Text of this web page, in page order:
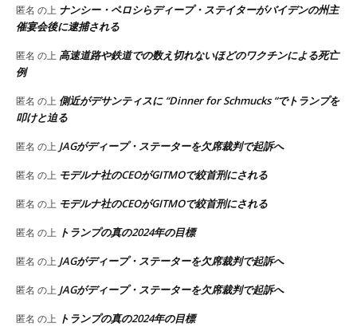
匿名 の上 ナンシー・ペロシらディープ・ステイターがバイデンの州主
催宴会後に逮捕される
匿名 の上 高速道路や鉄道での数え切れないほどのワクチンによる死亡
例
匿名 の上 側近がデサンティスに “Dinner for Schmucks “でトランプを
叩けと迫る
匿名 の上 JAGがディープ・ステーターを欠席裁判で起訴へ
匿名 の上 モデルナ社のCEOがGITMOで絞首刑にされる
匿名 の上 モデルナ社のCEOがGITMOで絞首刑にされる
匿名 の上 トランプの真の2024年の目標
匿名 の上 JAGがディープ・ステーターを欠席裁判で起訴へ
匿名 の上 JAGがディープ・ステーターを欠席裁判で起訴へ
匿名 の上 トランプの真の2024年の目標